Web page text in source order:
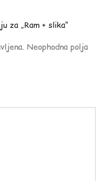
za „Ram + slika“
Neophodna polja